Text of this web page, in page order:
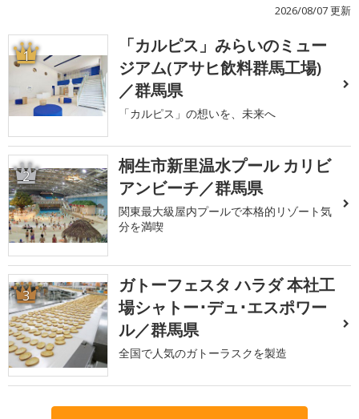
2026/08/07 更新
1
「カルピス」みらいのミュー
ジアム(アサヒ飲料群馬工場)
／群馬県
「カルピス」の想いを、未来へ
2
桐生市新里温水プール カリビ
アンビーチ／群馬県
関東最大級屋内プールで本格的リゾート気
分を満喫
3
ガトーフェスタ ハラダ 本社工
場シャトー･デュ･エスポワー
ル／群馬県
全国で人気のガトーラスクを製造